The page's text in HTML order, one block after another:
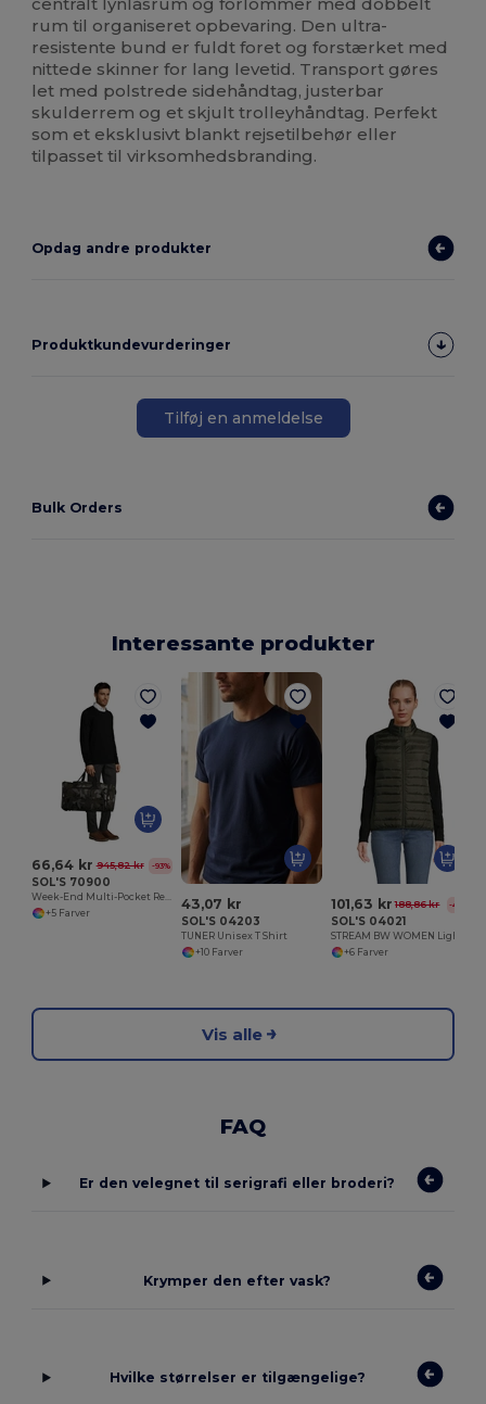
centralt lynlåsrum og forlommer med dobbelt
rum til organiseret opbevaring. Den ultra-
resistente bund er fuldt foret og forstærket med
nittede skinner for lang levetid. Transport gøres
let med polstrede sidehåndtag, justerbar
skulderrem og et skjult trolleyhåndtag. Perfekt
som et eksklusivt blankt rejsetilbehør eller
tilpasset til virksomhedsbranding.
Opdag andre produkter
Produktkundevurderinger
Tilføj en anmeldelse
Bulk Orders
Interessante produkter
66,64 kr 945,82 kr -93%
SOL'S 70900
Week-End Multi-Pocket Rejsetaske
+5 Farver
43,07 kr
SOL'S 04203
TUNER Unisex T Shirt
+10 Farver
101,63 kr 188,86 kr -46%
SOL'S 04021
+6 Farver
Vis alle
FAQ
Er den velegnet til serigrafi eller broderi?
Krymper den efter vask?
Hvilke størrelser er tilgængelige?